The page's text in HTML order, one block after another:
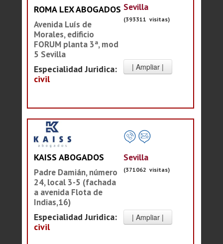
ROMA LEX ABOGADOS
Avenida Luís de
Morales, edificio
FORUM planta 3ª, mod
5 Sevilla
Especialidad Juridica:
civil
Sevilla
(393311 visitas)
KAISS ABOGADOS
Padre Damián, número
24, local 3-5 (fachada
a avenida Flota de
Indias,16)
Especialidad Juridica:
civil
Sevilla
(371062 visitas)